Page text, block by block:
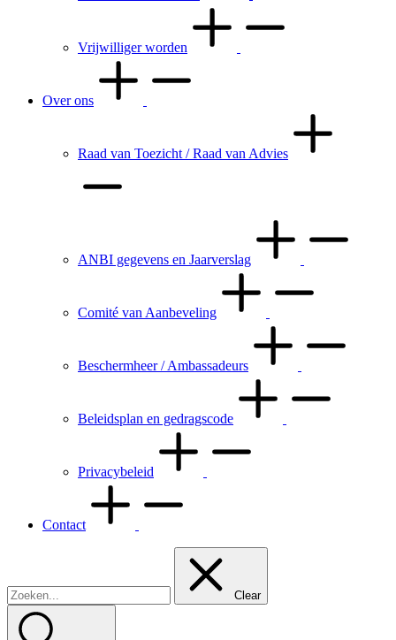
Vrijwilliger worden
Over ons
Raad van Toezicht / Raad van Advies
ANBI gegevens en Jaarverslag
Comité van Aanbeveling
Beschermheer / Ambassadeurs
Beleidsplan en gedragscode
Privacybeleid
Contact
Clear